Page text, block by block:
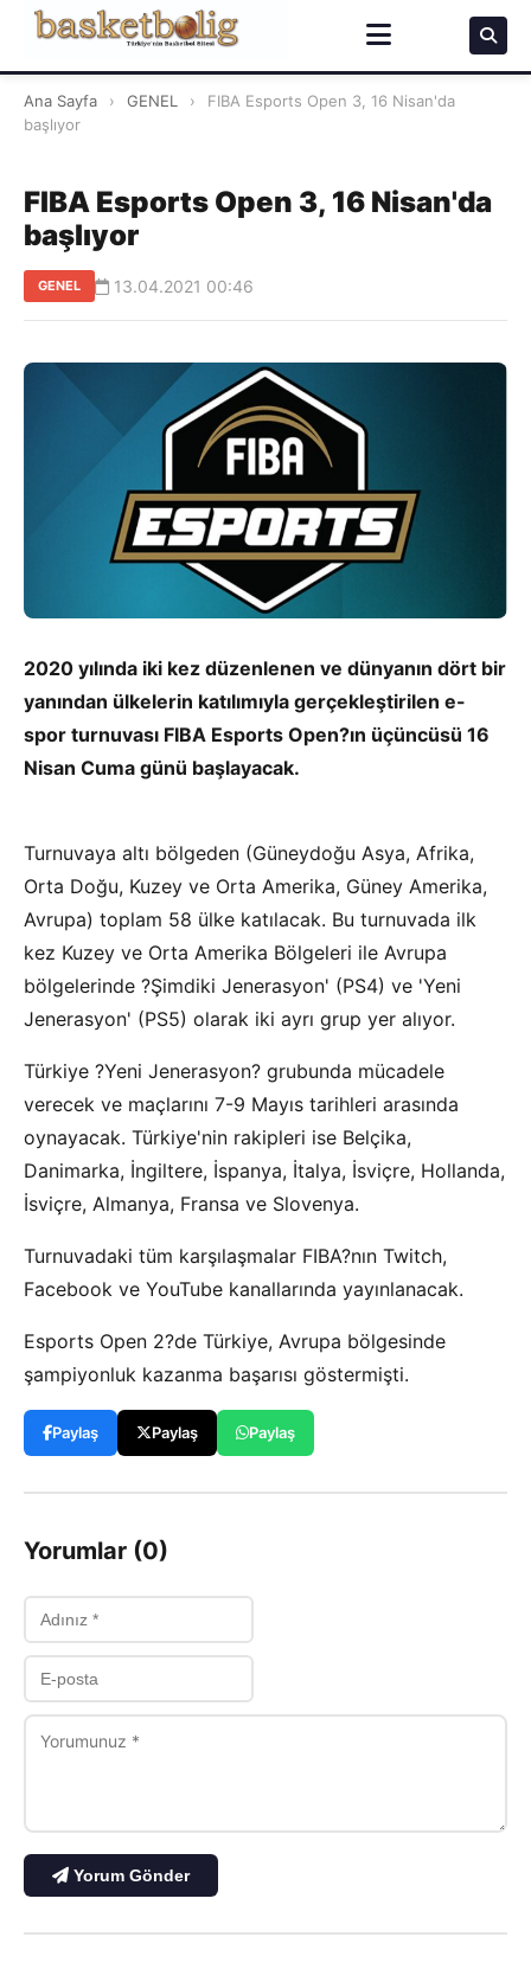
Ana Sayfa › GENEL ›
FIBA Esports Open 3, 16 Nisan'da
başlıyor
FIBA Esports Open 3, 16 Nisan'da
başlıyor
GENEL 13.04.2021 00:46
2020 yılında iki kez düzenlenen ve dünyanın dört bir
yanından ülkelerin katılımıyla gerçekleştirilen e-
spor turnuvası FIBA Esports Open?ın üçüncüsü 16
Nisan Cuma günü başlayacak.
Turnuvaya altı bölgeden (Güneydoğu Asya, Afrika,
Orta Doğu, Kuzey ve Orta Amerika, Güney Amerika,
Avrupa) toplam 58 ülke katılacak. Bu turnuvada ilk
kez Kuzey ve Orta Amerika Bölgeleri ile Avrupa
bölgelerinde ?Şimdiki Jenerasyon' (PS4) ve 'Yeni
Jenerasyon' (PS5) olarak iki ayrı grup yer alıyor.
Türkiye ?Yeni Jenerasyon? grubunda mücadele
verecek ve maçlarını 7-9 Mayıs tarihleri arasında
oynayacak. Türkiye'nin rakipleri ise Belçika,
Danimarka, İngiltere, İspanya, İtalya, İsviçre, Hollanda,
İsviçre, Almanya, Fransa ve Slovenya.
Turnuvadaki tüm karşılaşmalar FIBA?nın Twitch,
Facebook ve YouTube kanallarında yayınlanacak.
Esports Open 2?de Türkiye, Avrupa bölgesinde
şampiyonluk kazanma başarısı göstermişti.
Paylaş Paylaş Paylaş
Yorumlar (0)
Yorum Gönder